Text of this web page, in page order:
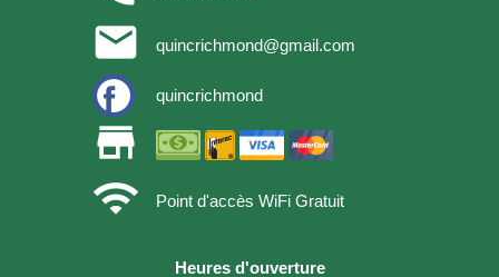
email quincrichmond@gmail.com
quincrichmond
store
wifi
Point d'accès WiFi Gratuit
Heures d'ouverture